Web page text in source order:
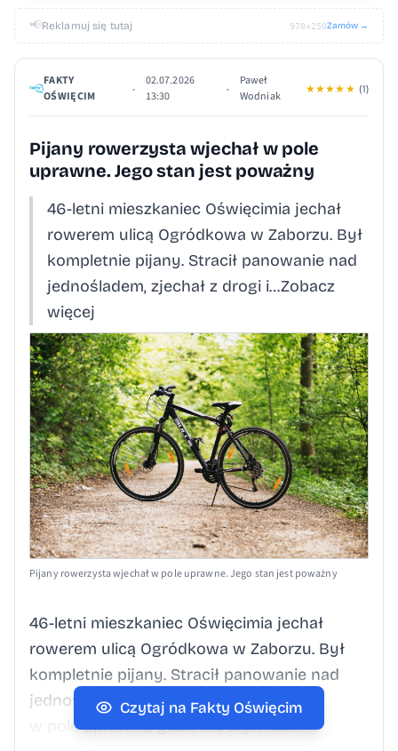
📢Reklamuj się tutaj 970×250Zamów →
FAKTY
OŚWIĘCIM
•
02.07.2026
13:30
•
Paweł
Wodniak
★★★★ ★ (1)
Pijany rowerzysta wjechał w pole
uprawne. Jego stan jest poważny
46-letni mieszkaniec Oświęcimia jechał
rowerem ulicą Ogródkowa w Zaborzu. Był
kompletnie pijany. Stracił panowanie nad
jednośladem, zjechał z drogi i…Zobacz
więcej
Pijany rowerzysta wjechał w pole uprawne. Jego stan jest poważny
46-letni mieszkaniec Oświęcimia jechał
rowerem ulicą Ogródkowa w Zaborzu. Był
kompletnie pijany. Stracił panowanie nad
jednośladem, zjechał z drogi i wjechał
w pole uprawne, gdzie się wywrócił.
Czytaj na Fakty Oświęcim